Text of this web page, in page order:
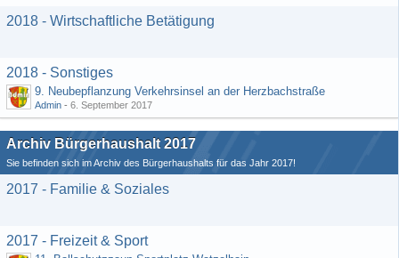
2018 - Wirtschaftliche Betätigung
2018 - Sonstiges
9. Neubepflanzung Verkehrsinsel an der Herzbachstraße
Admin - 6. September 2017
Archiv Bürgerhaushalt 2017
Sie befinden sich im Archiv des Bürgerhaushalts für das Jahr 2017!
2017 - Familie & Soziales
2017 - Freizeit & Sport